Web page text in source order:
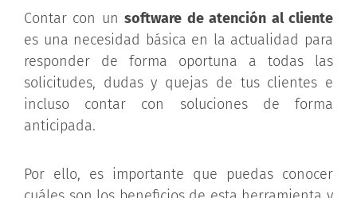
Contar con unsoftware de atención al cliente
es una necesidad básica en la actualidad para
responder de forma oportuna a todas las
solicitudes, dudas y quejas de tus clientes e
incluso contar con soluciones de forma
anticipada.
Por ello, es importante que puedas conocer